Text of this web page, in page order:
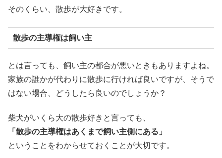
そのくらい、散歩が大好きです。
散歩の主導権は飼い主
とは言っても、飼い主の都合が悪いときもありますよね。
家族の誰かが代わりに散歩に行ければ良いですが、そうで
はない場合、どうしたら良いのでしょうか？
柴犬がいくら大の散歩好きと言っても、
「散歩の主導権はあくまで飼い主側にある」
ということをわからせておくことが大切です。